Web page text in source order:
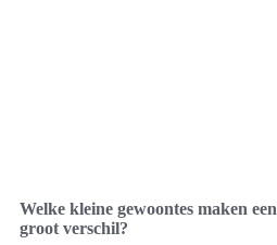
Welke kleine gewoontes maken een
groot verschil?